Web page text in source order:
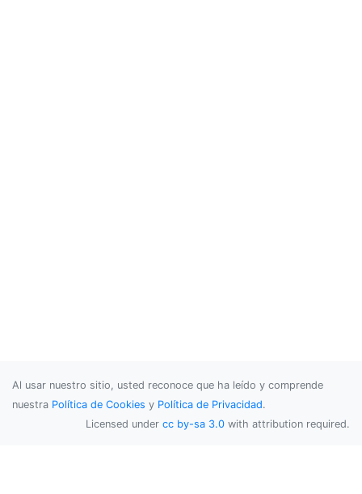
Al usar nuestro sitio, usted reconoce que ha leído y comprende
nuestra Política de Cookies y Política de Privacidad.
Licensed under cc by-sa 3.0 with attribution required.